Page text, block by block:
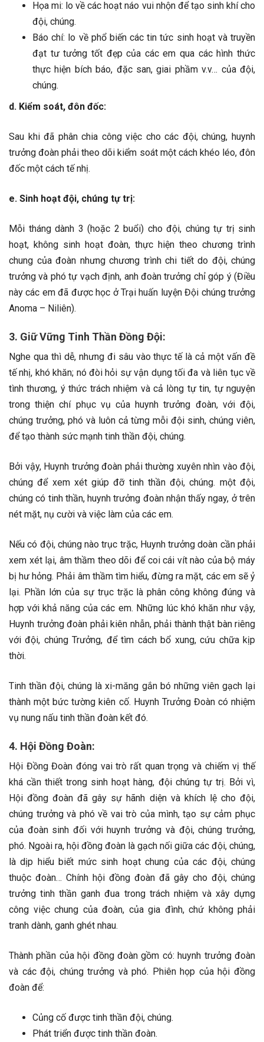
Họa mi: lo về các hoạt náo vui nhộn để tạo sinh khí cho
đội, chúng.
Báo chí: lo về phổ biến các tin tức sinh hoạt và truyền
đạt tư tưởng tốt đẹp của các em qua các hình thức
thực hiện bích báo, đặc san, giai phầm v.v… của đội,
chúng.
d. Kiểm soát, đôn đốc:
Sau khi đã phân chia công việc cho các đội, chúng, huynh
trưởng đoàn phải theo dõi kiểm soát một cách khéo léo, đôn
đốc một cách tế nhị.
e. Sinh hoạt đội, chúng tự trị:
Mỗi tháng dành 3 (hoặc 2 buổi) cho đội, chúng tự trị sinh
hoạt, không sinh hoạt đoàn, thực hiện theo chương trình
chung của đoàn nhưng chương trình chi tiết do đội, chúng
trưởng và phó tự vạch định, anh đoàn trưởng chỉ góp ý (Điều
này các em đã được học ở Trại huấn luyện Đội chúng trưởng
Anoma – Niliên).
3. Giữ Vững Tinh Thần Đồng Đội:
Nghe qua thì dễ, nhưng đi sâu vào thực tế là cả một vấn đề
tế nhị, khó khăn; nó đòi hỏi sự vận dụng tối đa và liên tục về
tình thương, ý thức trách nhiệm và cả lòng tự tin, tự nguyện
trong thiện chí phục vụ của huynh trưởng đoàn, với đội,
chúng trưởng, phó và luôn cả từng mỗi đội sinh, chúng viên,
để tạo thành sức mạnh tinh thần đội, chúng.
Bởi vậy, Huynh trưởng đoàn phải thường xuyên nhìn vào đội,
chúng để xem xét giúp đỡ tinh thần đội, chúng. một đội,
chúng có tinh thần, huynh trưởng đoàn nhận thấy ngay, ở trên
nét mặt, nụ cười và việc làm của các em.
Nếu có đội, chúng nào trục trặc, Huynh trưởng doàn cần phải
xem xét lại, âm thầm theo dõi để coi cái vít nào của bộ máy
bị hư hỏng. Phải âm thầm tìm hiểu, đừng ra mặt, các em sẽ ỷ
lại. Phần lớn của sự trục trặc là phân công không đúng và
hợp với khả năng của các em. Những lúc khó khăn như vậy,
Huynh trưởng đoàn phải kiên nhẫn, phải thành thật bàn riêng
với đội, chúng Trưởng, để tìm cách bổ xung, cứu chữa kịp
thời.
Tinh thần đội, chúng là xi-măng gắn bó những viên gạch lại
thành một bức tường kiên cố. Huynh Trưởng Đoàn có nhiệm
vụ nung nấu tinh thần đoàn kết đó.
4. Hội Đồng Đoàn:
Hội Đồng Đoàn đóng vai trò rất quan trọng và chiếm vị thế
khá cần thiết trong sinh hoạt hàng, đội chúng tự trị. Bởi vì,
Hội đồng đoàn đã gây sự hãnh diện và khích lệ cho đội,
chúng trưởng và phó về vai trò của mình, tạo sự cảm phục
của đoàn sinh đối với huynh trưởng và đội, chúng trưởng,
phó. Ngoài ra, hội đồng đoàn là gạch nối giữa các đội, chúng,
là dịp hiểu biết mức sinh hoạt chung của các đội, chúng
thuộc đoàn… Chính hội đồng đoàn đã gây cho đội, chúng
trưởng tinh thần ganh đua trong trách nhiệm và xây dựng
công việc chung của đoàn, của gia đình, chứ không phải
tranh dành, ganh ghét nhau.
Thành phần của hội đồng đoàn gồm có: huynh trưởng đoàn
và các đội, chúng trưởng và phó. Phiên họp của hội đồng
đoàn để:
Củng cố được tinh thần đội, chúng.
Phát triển được tinh thần đoàn.